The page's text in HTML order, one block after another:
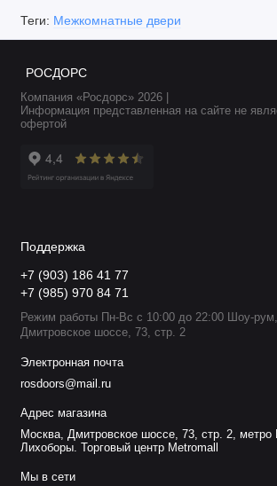
Теги: Межкомнатные двери
РОСДОРС
Компания «Росдорс» 2026 |
Информация представленная на сайте не
офертой
Поддержка
+7 (903) 186 41 77
+7 (985) 970 84 71
Режим работы Пн-Вс с 10:00 до 22:00 Шоу-
Дмитровское шоссе, 73, стр. 2
Электронная почта
rosdoors@mail.ru
Адрес магазина
Москва, Дмитровское шоссе, 73, стр. 2, метро
Лихоборы. Торговый центр Metromall
Мы в сети